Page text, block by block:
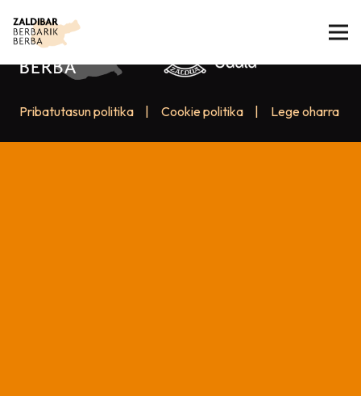
Pribatutasun politika Cookie politika Lege oharra